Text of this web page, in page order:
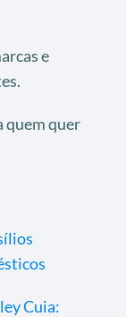
e
quem quer
Cuia: